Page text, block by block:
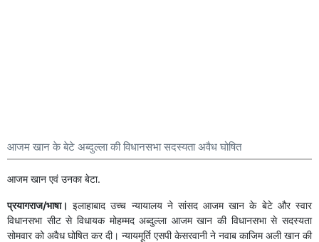
आजम खान के बेटे अब्दुल्ला की विधानसभा सदस्यता अवैध घोषित
आजम खान एवं उनका बेटा.
प्रयागराज/भाषा। इलाहाबाद उच्च न्यायालय ने सांसद आजम खान के बेटे और स्वार
विधानसभा सीट से विधायक मोहम्मद अब्दुल्ला आजम खान की विधानसभा से सदस्यता
सोमवार को अवैध घोषित कर दी। न्यायमूर्ति एसपी केसरवानी ने नवाब काजिम अली खान की